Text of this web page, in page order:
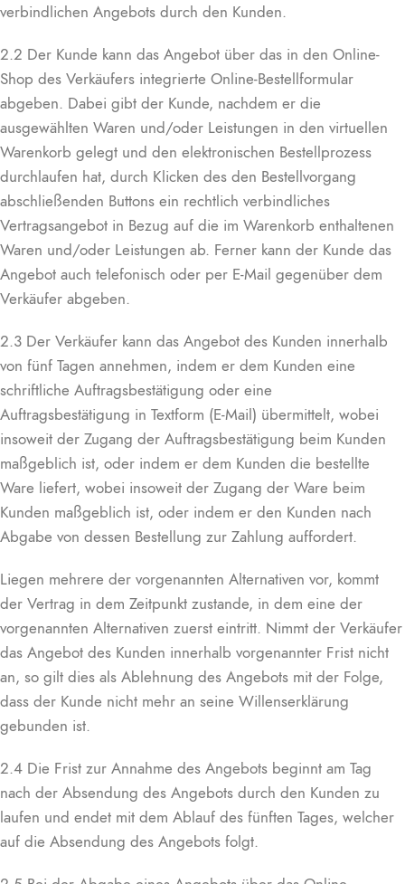
verbindlichen Angebots durch den Kunden.
2.2 Der Kunde kann das Angebot über das in den Online-
Shop des Verkäufers integrierte Online-Bestellformular
abgeben. Dabei gibt der Kunde, nachdem er die
ausgewählten Waren und/oder Leistungen in den virtuellen
Warenkorb gelegt und den elektronischen Bestellprozess
durchlaufen hat, durch Klicken des den Bestellvorgang
abschließenden Buttons ein rechtlich verbindliches
Vertragsangebot in Bezug auf die im Warenkorb enthaltenen
Waren und/oder Leistungen ab. Ferner kann der Kunde das
Angebot auch telefonisch oder per E-Mail gegenüber dem
Verkäufer abgeben.
2.3 Der Verkäufer kann das Angebot des Kunden innerhalb
von fünf Tagen annehmen, indem er dem Kunden eine
schriftliche Auftragsbestätigung oder eine
Auftragsbestätigung in Textform (E-Mail) übermittelt, wobei
insoweit der Zugang der Auftragsbestätigung beim Kunden
maßgeblich ist, oder indem er dem Kunden die bestellte
Ware liefert, wobei insoweit der Zugang der Ware beim
Kunden maßgeblich ist, oder indem er den Kunden nach
Abgabe von dessen Bestellung zur Zahlung auffordert.
Liegen mehrere der vorgenannten Alternativen vor, kommt
der Vertrag in dem Zeitpunkt zustande, in dem eine der
vorgenannten Alternativen zuerst eintritt. Nimmt der Verkäufer
das Angebot des Kunden innerhalb vorgenannter Frist nicht
an, so gilt dies als Ablehnung des Angebots mit der Folge,
dass der Kunde nicht mehr an seine Willenserklärung
gebunden ist.
2.4 Die Frist zur Annahme des Angebots beginnt am Tag
nach der Absendung des Angebots durch den Kunden zu
laufen und endet mit dem Ablauf des fünften Tages, welcher
auf die Absendung des Angebots folgt.